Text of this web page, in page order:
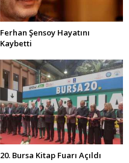
Ferhan Şensoy Hayatını
Kaybetti
20. Bursa Kitap Fuarı Açıldı